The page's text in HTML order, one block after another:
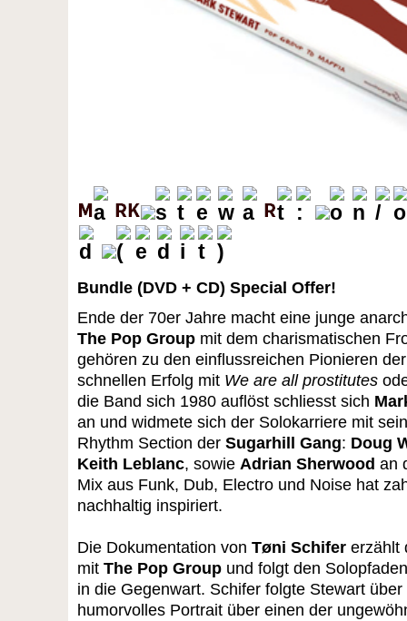
Bundle (DVD + CD) Special Offer!
Ende der 70er Jahre macht eine junge
The Pop Group mit dem charismatischen
gehören zu den einflussreichen Pionieren
schnellen Erfolg mit We are all prostitutes
die Band sich 1980 auflöst schliesst sich
an und widmete sich der Solokarriere mit
Rhythm Section der Sugarhill Gang: Doug
Keith Leblanc, sowie Adrian Sherwood an
Mix aus Funk, Dub, Electro und Noise hat
nachhaltig inspiriert.
Die Dokumentation von Tøni Schifer erzählt
mit The Pop Group und folgt den
in die Gegenwart. Schifer folgte Stewart
humorvolles Portrait über einen der